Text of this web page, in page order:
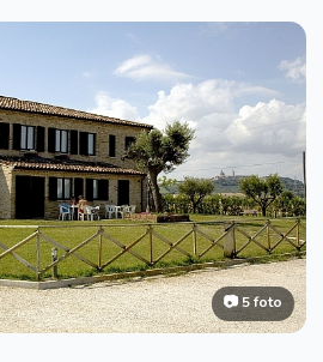
📷 5 foto